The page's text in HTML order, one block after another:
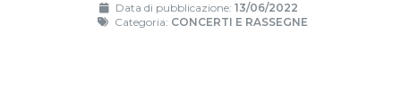
Data di pubblicazione: 13/06/2022
Categoria: CONCERTI E RASSEGNE